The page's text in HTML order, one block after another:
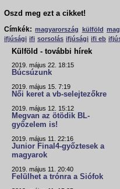
Oszd meg ezt a cikket!
Címkék: magyarország külföld
ifjúsági ifi sorsolás ifjúsági ifi eb
Külföld - további hírek
2019. május 22. 18:15
Búcsúzunk
2019. május 15. 7:19
Női keret a vb-selejtezőkre
2019. május 12. 15:12
Megvan az ötödik BL-
győzelem is!
2019. május 11. 22:16
Junior Final4-győztesek a
magyarok
2019. május 11. 20:40
Felülhet a trónra a Siófok